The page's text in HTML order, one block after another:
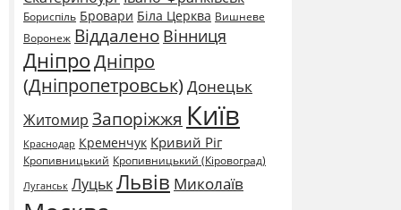
Бориспіль Бровари Біла Церква Вишневе
Воронеж Віддалено Вінниця
ДніпроДніпро
(Дніпропетровськ) Донецьк
Житомир Запоріжжя Київ
Краснодар Кременчук Кривий Ріг
Кропивницький Кропивницький (Кіровоград)
Луганськ ЛуцькЛьвів Миколаїв